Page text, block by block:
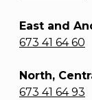
East and
673 41 64 60
North,
673 41 64 93